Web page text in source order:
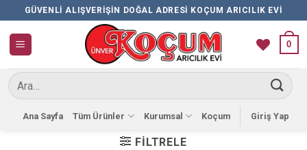
İçeriğe
atla
GÜVENLI ALIŞVERIŞIN DOĞAL ADRESI KOÇUM ARICILIK EVI
0
Ara:
Ana Sayfa Tüm Ürünler Kurumsal Koçum Giriş Yap
FILTRELE